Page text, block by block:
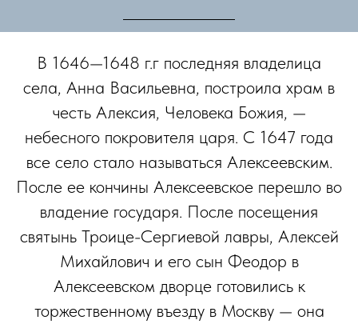
В 1646—1648 г.г последняя владелица
села, Анна Васильевна, построила храм в
честь Алексия, Человека Божия, —
небесного покровителя царя. С 1647 года
все село стало называться Алексеевским.
После ее кончины Алексеевское перешло во
владение государя. После посещения
святынь Троице-Cергиевой лавры, Алексей
Михайлович и его сын Феодор в
Алексеевском дворце готовились к
торжественному въезду в Москву — она